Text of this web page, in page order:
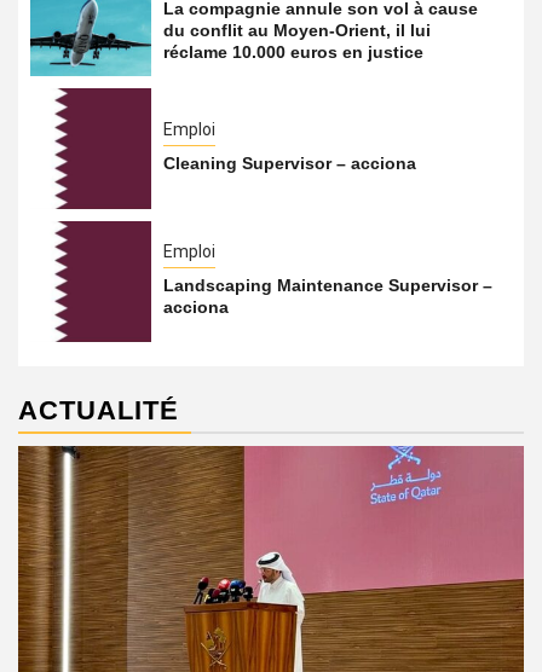
La compagnie annule son vol à cause
du conflit au Moyen-Orient, il lui
réclame 10.000 euros en justice
Emploi
Cleaning Supervisor – acciona
Emploi
Landscaping Maintenance Supervisor –
acciona
ACTUALITÉ